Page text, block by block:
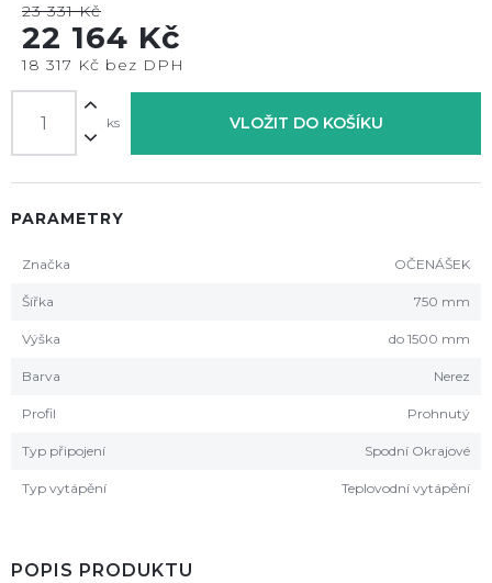
23 331 Kč
22 164 Kč
18 317 Kč bez DPH
ks VLOŽIT DO KOŠÍKU
PARAMETRY
Značka OČENÁŠEK
Šířka 750 mm
Výška do 1500 mm
Barva Nerez
Profil Prohnutý
Typ připojení Spodní Okrajové
Typ vytápění Teplovodní vytápění
POPIS PRODUKTU